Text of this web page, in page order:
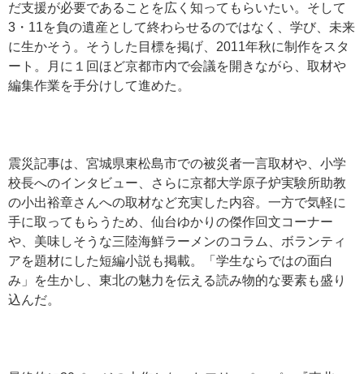
だ支援が必要であることを広く知ってもらいたい。そして
3・11を負の遺産として終わらせるのではなく、学び、未来
に生かそう。そうした目標を掲げ、2011年秋に制作をスタ
ート。月に１回ほど京都市内で会議を開きながら、取材や
編集作業を手分けして進めた。
震災記事は、宮城県東松島市での被災者一言取材や、小学
校長へのインタビュー、さらに京都大学原子炉実験所助教
の小出裕章さんへの取材など充実した内容。一方で気軽に
手に取ってもらうため、仙台ゆかりの傑作回文コーナー
や、美味しそうな三陸海鮮ラーメンのコラム、ボランティ
アを題材にした短編小説も掲載。「学生ならではの面白
み」を生かし、東北の魅力を伝える読み物的な要素も盛り
込んだ。